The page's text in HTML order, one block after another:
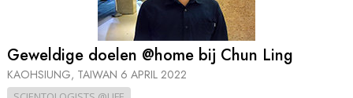
Geweldige doelen @home bij Chun Ling
KAOHSIUNG, TAIWAN 6 APRIL 2022